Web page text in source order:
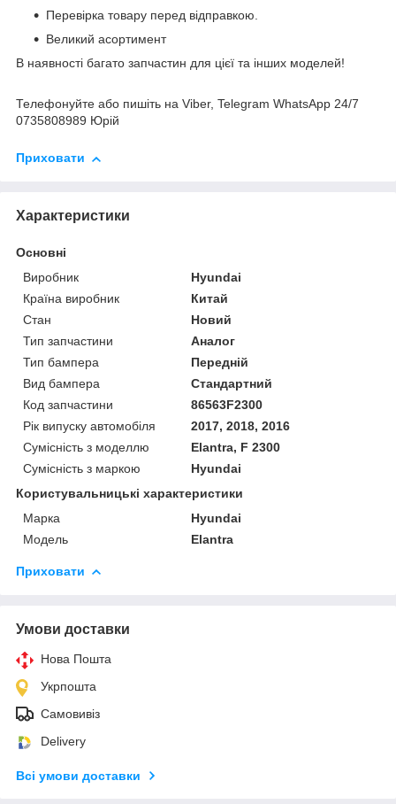
Перевірка товару перед відправкою.
Великий асортимент
В наявності багато запчастин для цієї та інших моделей!
Телефонуйте або пишіть на Viber, Telegram WhatsApp 24/7
0735808989 Юрій
Приховати
Характеристики
Основні
Виробник
Hyundai
Країна виробник
Китай
Стан
Новий
Тип запчастини
Аналог
Тип бампера
Передній
Вид бампера
Стандартний
Код запчастини
86563F2300
Рік випуску автомобіля
2017, 2018, 2016
Сумісність з моделлю
Elantra, F 2300
Сумісність з маркою
Hyundai
Користувальницькі характеристики
Марка
Hyundai
Модель
Elantra
Приховати
Умови доставки
Нова Пошта
Укрпошта
Самовивіз
Delivery
Всі умови доставки